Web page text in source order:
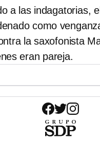
a las indagatorias,
como
la saxofonista
eran pareja.